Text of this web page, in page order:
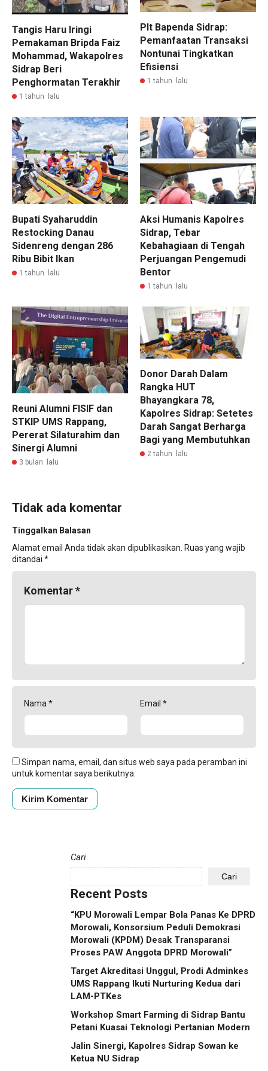
Tangis Haru Iringi
Pemakaman Bripda Faiz
Mohammad, Wakapolres
Sidrap Beri
Penghormatan Terakhir
1 tahun lalu
Plt Bapenda Sidrap:
Pemanfaatan Transaksi
Nontunai Tingkatkan
Efisiensi
1 tahun lalu
Bupati Syaharuddin
Restocking Danau
Sidenreng dengan 286
Ribu Bibit Ikan
1 tahun lalu
Aksi Humanis Kapolres
Sidrap, Tebar
Kebahagiaan di Tengah
Perjuangan Pengemudi
Bentor
1 tahun lalu
Reuni Alumni FISIF dan
STKIP UMS Rappang,
Pererat Silaturahim dan
Sinergi Alumni
3 bulan lalu
Donor Darah Dalam
Rangka HUT
Bhayangkara 78,
Kapolres Sidrap: Setetes
Darah Sangat Berharga
Bagi yang Membutuhkan
2 tahun lalu
Tidak ada komentar
Tinggalkan Balasan
Alamat email Anda tidak akan dipublikasikan. Ruas yang wajib
ditandai *
Komentar*
Nama* Email *
Simpan nama, email, dan situs web saya pada peramban ini
untuk komentar saya berikutnya.
Cari
Cari
Recent Posts
“KPU Morowali Lempar Bola Panas Ke DPRD
Morowali, Konsorsium Peduli Demokrasi
Morowali (KPDM) Desak Transparansi
Proses PAW Anggota DPRD Morowali”
Target Akreditasi Unggul, Prodi Adminkes
UMS Rappang Ikuti Nurturing Kedua dari
LAM-PTKes
Workshop Smart Farming di Sidrap Bantu
Petani Kuasai Teknologi Pertanian Modern
Jalin Sinergi, Kapolres Sidrap Sowan ke
Ketua NU Sidrap